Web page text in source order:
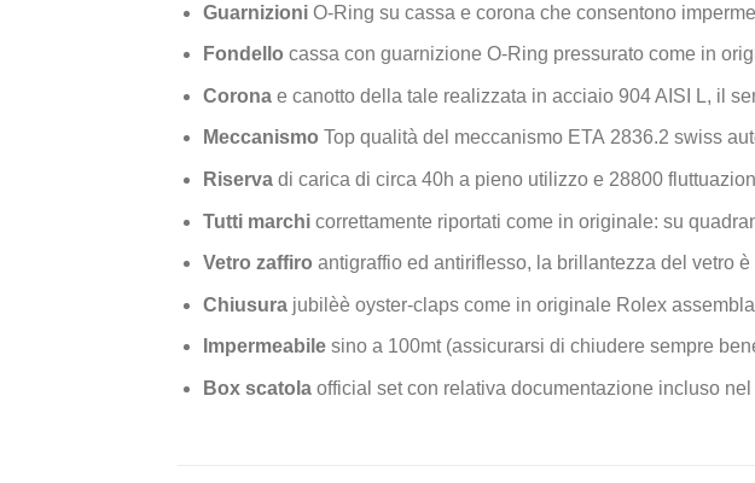
GuarnizioniO-Ring su cassa e corona che consentono
Fondello cassa con guarnizione O-Ring pressurato come in
Coronae canotto della tale realizzata in acciaio 904 AISI L, il
Meccanismo Top qualità del meccanismo ETA 2836.2 swiss
Riservadi carica di circa 40h a pieno utilizzo e 28800
Tutti marchi correttamente riportati come in originale: su
Vetro zaffiro antigraffio ed antiriflesso, la brillantezza del vetro
Chiusurajubilèè oyster-claps come in originale Rolex
Impermeabilesino a 100mt (assicurarsi di chiudere sempre
Box scatolaofficial set con relativa documentazione incluso nel